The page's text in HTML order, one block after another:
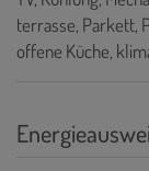
terrasse Parkett
offene Küche